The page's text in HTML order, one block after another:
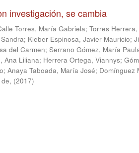
investigación, se cambia
Torres, María Gabriela; Torres
; Kleber Espinosa, Javier Mauricio;
del Carmen; Serrano Gómez, María
Ana Liliana; Herrera Ortega, Viannys;
; Anaya Taboada, María José; Domínguez
(2017)